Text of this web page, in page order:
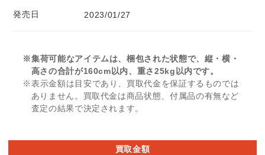
発売日 2023/01/27
※集荷可能なアイテムは、梱包された状態で、縦・横・
高さの合計が160cm以内、重さ25kg以内です。
※表示金額は目安であり、買取代金を保証するものでは
ありません。買取代金は商品状態、付属品の有無など
査定の結果で決定されます。
買取金額